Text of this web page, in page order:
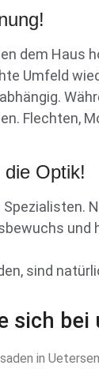
dem Haus
Umfeld
Flechten,
Optik!
sind
sich bei
in